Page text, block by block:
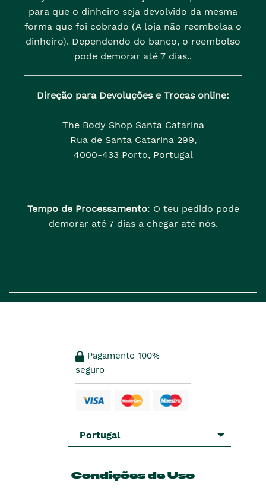
para que o dinheiro seja devolvido da mesma
forma que foi cobrado (A loja não reembolsa o
dinheiro). Dependendo do banco, o reembolso
pode demorar até 7 dias..
Direção para Devoluções e Trocas online:
The Body Shop Santa Catarina
Rua de Santa Catarina 299,
4000-433 Porto, Portugal
Tempo de Processamento: O teu pedido pode
demorar até 7 dias a chegar até nós.
Pagamento 100%
seguro
Portugal
Condições de Uso